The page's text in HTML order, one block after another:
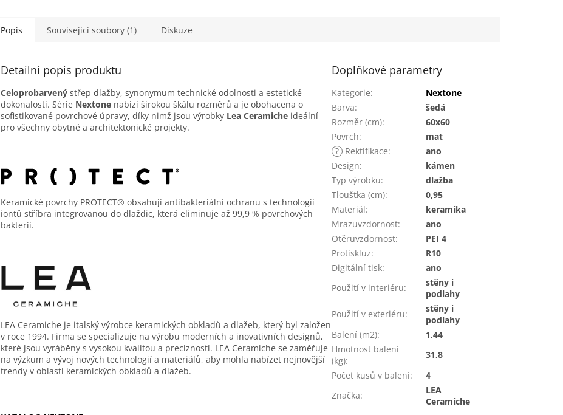
Popis Související soubory (1) Diskuze
Detailní popis produktu
Celoprobarvený střep dlažby, synonymum technické odolnosti a estetické
dokonalosti. Série Nextone nabízí širokou škálu rozměrů a je obohacena o
sofistikované povrchové úpravy, díky nimž jsou výrobky Lea Ceramiche ideální
pro všechny obytné a architektonické projekty.
Keramické povrchy PROTECT® obsahují antibakteriální ochranu s technologií
iontů stříbra integrovanou do dlaždic, která eliminuje až 99,9 % povrchových
bakterií.
LEA Ceramiche je italský výrobce keramických obkladů a dlažeb, který byl založen
v roce 1994. Firma se specializuje na výrobu moderních a inovativních designů,
které jsou vyráběny s vysokou kvalitou a precizností. LEA Ceramiche se zaměřuje
na výzkum a vývoj nových technologií a materiálů, aby mohla nabízet nejnovější
trendy v oblasti keramických obkladů a dlažeb.
Doplňkové parametry
Kategorie:
Nextone
Barva:
šedá
Rozměr (cm):
60x60
Povrch:
mat
? Rektifikace:
ano
Design:
kámen
Typ výrobku:
dlažba
Tloušťka (cm):
0,95
Materiál:
keramika
Mrazuvzdornost:
ano
Otěruvzdornost:
PEI 4
Protiskluz:
R10
Digitální tisk:
ano
Použití v interiéru:
stěny i
podlahy
Použití v exteriéru:
stěny i
podlahy
Balení (m2):
1,44
Hmotnost balení
(kg):
31,8
Počet kusů v balení:
4
Značka:
LEA
Ceramiche